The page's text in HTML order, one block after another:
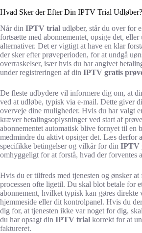
Hvad Sker der Efter Din IPTV Trial Udløber?
Når din IPTV trial udløber, står du over for
fortsætte med abonnementet, opsige det, eller
alternativer. Det er vigtigt at have en klar
der sker efter prøveperioden, for at undgå
overraskelser, især hvis du har angivet
under registreringen af din IPTV gratis
De fleste udbydere vil informere dig om, at
ved at udløbe, typisk via e-mail. Dette giver
overveje dine muligheder. Hvis du har valgt
kræver betalingsoplysninger ved start af
abonnementet automatisk blive fornyet til en
medmindre du aktivt opsiger det. Læs derfor
specifikke betingelser og vilkår for din IPTV
omhyggeligt for at forstå, hvad der forventes
Hvis du er tilfreds med tjenesten og ønsker
processen ofte ligetil. Du skal blot betale for
abonnement, hvilket typisk kan gøres direkte
hjemmeside eller dit kontrolpanel. Hvis du
dig for, at tjenesten ikke var noget for dig,
du har opsagt din IPTV trial korrekt for at
faktureret.